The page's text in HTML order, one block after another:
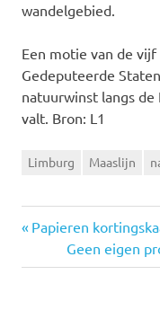
wandelgebied.
Een motie van de
Gedeputeerde
natuurwinst langs
valt. Bron: L1
Limburg Maaslijn
Bericht
Vorige
bericht:
Papieren
Volgende
bericht:
Geen eigen